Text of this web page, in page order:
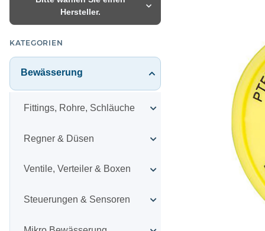
Hersteller.
KATEGORIEN
Bewässerung
Fittings, Rohre, Schläuche
Regner & Düsen
Ventile, Verteiler & Boxen
Steuerungen & Sensoren